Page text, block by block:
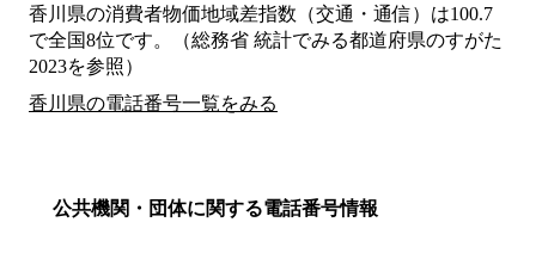
香川県の消費者物価地域差指数（交通・通信）は100.7
で全国8位です。（総務省 統計でみる都道府県のすがた
2023を参照）
香川県の電話番号一覧をみる
公共機関・団体に関する電話番号情報